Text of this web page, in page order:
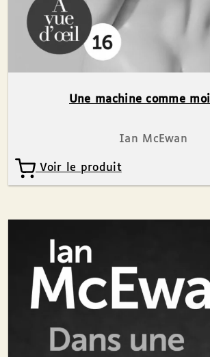
Une machine comme moi
Ian McEwan
Voir le produit